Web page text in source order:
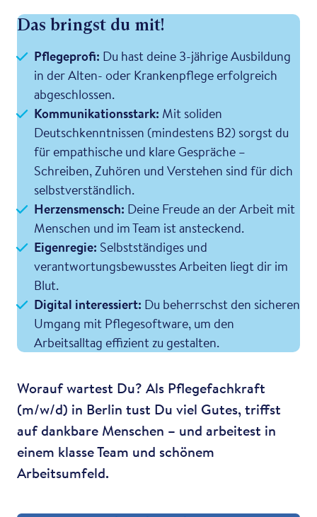
Das bringst du mit!
Pflegeprofi: Du hast deine 3-jährige Ausbildung
in der Alten- oder Krankenpflege erfolgreich
abgeschlossen.
Kommunikationsstark: Mit soliden
Deutschkenntnissen (mindestens B2) sorgst du
für empathische und klare Gespräche –
Schreiben, Zuhören und Verstehen sind für dich
selbstverständlich.
Herzensmensch: Deine Freude an der Arbeit mit
Menschen und im Team ist ansteckend.
Eigenregie: Selbstständiges und
verantwortungsbewusstes Arbeiten liegt dir im
Blut.
Digital interessiert: Du beherrschst den sicheren
Umgang mit Pflegesoftware, um den
Arbeitsalltag effizient zu gestalten.
Worauf wartest Du? Als Pflegefachkraft
(m/w/d) in Berlin tust Du viel Gutes, triffst
auf dankbare Menschen – und arbeitest in
einem klasse Team und schönem
Arbeitsumfeld.